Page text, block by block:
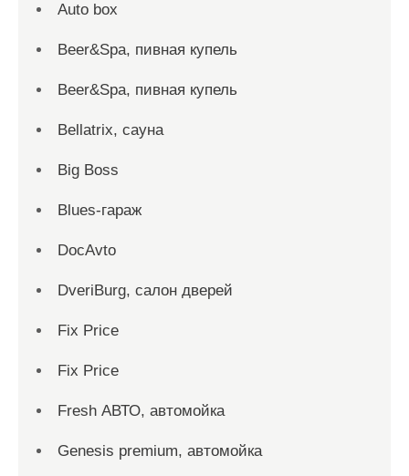
Auto box
Beer&Spa, пивная купель
Beer&Spa, пивная купель
Bellatrix, сауна
Big Boss
Blues-гараж
DocAvto
DveriBurg, салон дверей
Fix Price
Fix Price
Fresh АВТО, автомойка
Genesis premium, автомойка